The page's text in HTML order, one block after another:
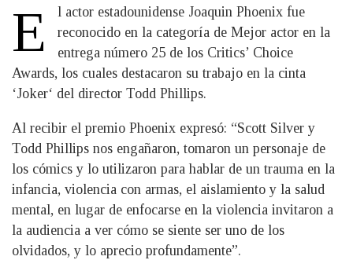
E
l actor estadounidense Joaquin Phoenix fue
reconocido en la categoría de Mejor actor en la
entrega número 25 de los Critics’ Choice
Awards, los cuales destacaron su trabajo en la cinta
‘Joker‘ del director Todd Phillips.
Al recibir el premio Phoenix expresó: “Scott Silver y
Todd Phillips nos engañaron, tomaron un personaje de
los cómics y lo utilizaron para hablar de un trauma en la
infancia, violencia con armas, el aislamiento y la salud
mental, en lugar de enfocarse en la violencia invitaron a
la audiencia a ver cómo se siente ser uno de los
olvidados, y lo aprecio profundamente”.